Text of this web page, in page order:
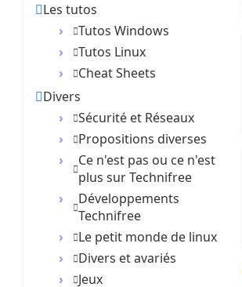
Les tutos
Tutos Windows
Tutos Linux
Cheat Sheets
Divers
Sécurité et Réseaux
Propositions diverses
Ce n'est pas ou ce n'est
plus sur Technifree
Développements
Technifree
Le petit monde de linux
Divers et avariés
Jeux